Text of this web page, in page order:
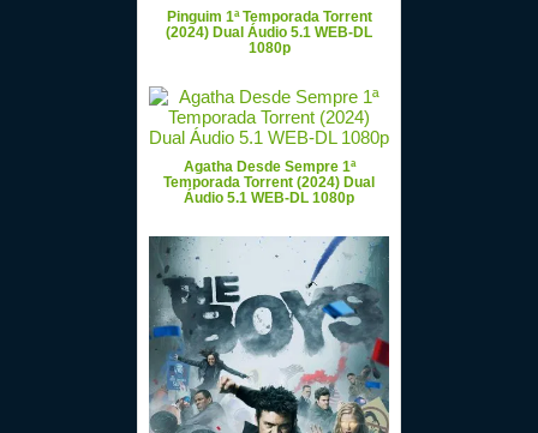
Pinguim 1ª Temporada Torrent
(2024) Dual Áudio 5.1 WEB-DL
1080p
Agatha Desde Sempre 1ª
Temporada Torrent (2024) Dual
Áudio 5.1 WEB-DL 1080p